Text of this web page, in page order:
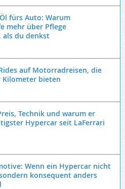
fürs Auto: Warum
mehr über Pflege
als du denkst
auf Motorradreisen, die
Kilometer bieten
Technik und warum er
Hypercar seit LaFerrari
Wenn ein Hypercar nicht
konsequent anders